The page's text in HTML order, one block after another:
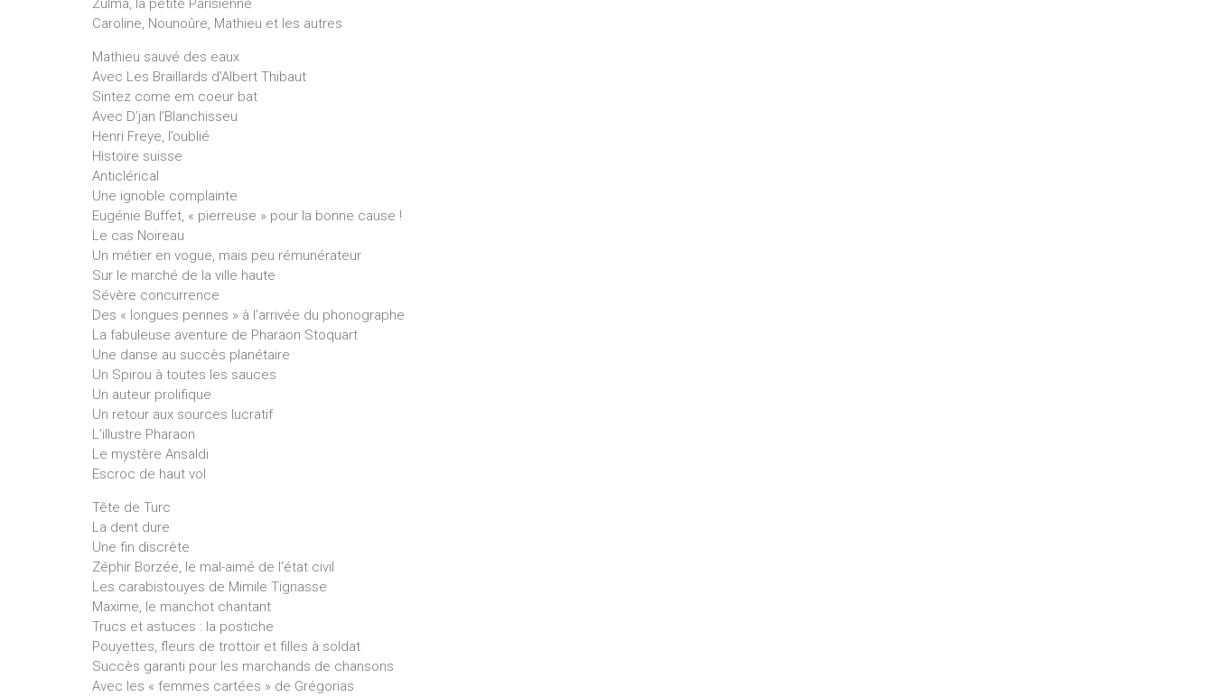
Zulma, la petite Parisienne
Caroline, Nounoûre, Mathieu et les autres
Mathieu sauvé des eaux
Avec Les Braillards d’Albert Thibaut
Sintez come em coeur bat
Avec D’jan l’Blanchisseu
Henri Freye, l’oublié
Histoire suisse
Anticlérical
Une ignoble complainte
Eugénie Buffet, « pierreuse » pour la bonne cause !
Le cas Noireau
Un métier en vogue, mais peu rémunérateur
Sur le marché de la ville haute
Sévère concurrence
Des « longues pennes » à l’arrivée du phonographe
La fabuleuse aventure de Pharaon Stoquart
Une danse au succès planétaire
Un Spirou à toutes les sauces
Un auteur prolifique
Un retour aux sources lucratif
L’illustre Pharaon
Le mystère Ansaldi
Escroc de haut vol
Tête de Turc
La dent dure
Une fin discrète
Zéphir Borzée, le mal-aimé de l’état civil
Les carabistouyes de Mimile Tignasse
Maxime, le manchot chantant
Trucs et astuces : la postiche
Pouyettes, fleurs de trottoir et filles à soldat
Succès garanti pour les marchands de chansons
Avec les « femmes cartées » de Grégorias